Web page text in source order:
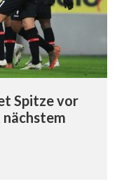
Spitze vor
nächstem